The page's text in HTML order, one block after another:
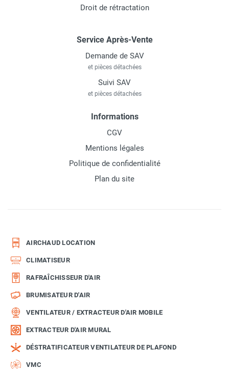
Droit de rétractation
Service Après-Vente
Demande de SAV
et pièces détachées
Suivi SAV
et pièces détachées
Informations
CGV
Mentions légales
Politique de confidentialité
Plan du site
AIRCHAUD LOCATION
CLIMATISEUR
RAFRAÎCHISSEUR D'AIR
BRUMISATEUR D'AIR
VENTILATEUR / EXTRACTEUR D'AIR MOBILE
EXTRACTEUR D'AIR MURAL
DÉSTRATIFICATEUR VENTILATEUR DE PLAFOND
VMC